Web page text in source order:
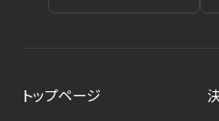
トップページ